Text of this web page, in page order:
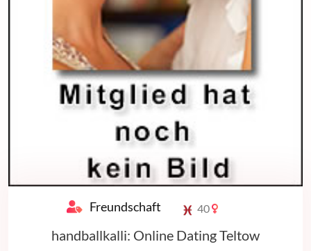
Freundschaft 40
handballkalli: Online Dating Teltow